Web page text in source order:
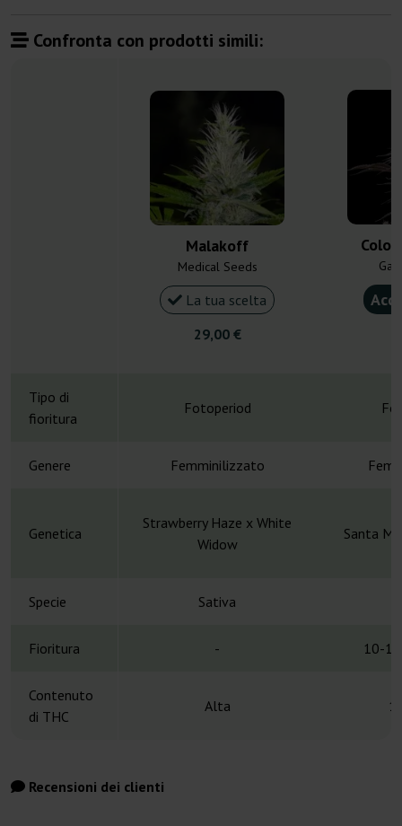
Confronta con prodotti simili:
Malakoff
Medical Seeds
La tua scelta
29,00 €
Tipo di
fioritura
Fotoperiod
Genere Femminilizzato
Genetica
Strawberry Haze x White
Widow
Santa
Specie Sativa
Fioritura - 10-
Contenuto
di THC
Alta
Recensioni dei clienti